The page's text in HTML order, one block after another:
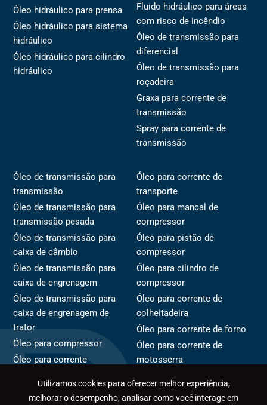
Óleo hidráulico para prensa
Óleo hidráulico para sistema
hidráulico
Óleo hidráulico para cilindro
hidráulico
Fluido hidráulico para áreas
com risco de incêndio
Óleo de transmissão para
diferencial
Óleo de transmissão para
roçadeira
Graxa para corrente de
transmissão
Spray para corrente de
transmissão
Óleo de transmissão para
transmissão
Óleo de transmissão para
transmissão pesada
Óleo de transmissão para
caixa de câmbio
Óleo de transmissão para
caixa de engrenagem
Óleo de transmissão para
caixa de engrenagem de
trator
Óleo para compressor
Óleo para corrente
compressor
Óleo para corrente de
transporte
Óleo para mancal de
compressor
Óleo para pistão de
compressor
Óleo para cilindro de
compressor
Óleo para corrente de
colheitadeira
Óleo para corrente de forno
Óleo para corrente de
motosserra
transportador
Utilizamos cookies para oferecer melhor experiência,
melhorar o desempenho, analisar como você interage em